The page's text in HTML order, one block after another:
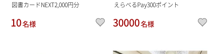
図書カードNEXT2,000円分
10名様
えらべるPay300ポイント
30000名様